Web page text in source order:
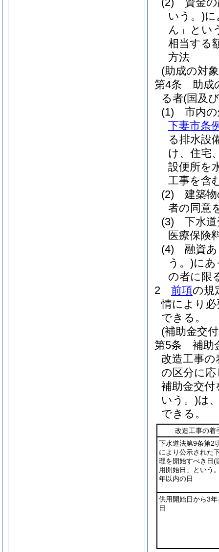
いう。)
ん」とい
相当する
方法
(助成の対
第4条
助成
る者(国及
(1)
市内
下妻市条
る排水設
け、住宅
設便所を
工事を含
(2)
建築
者の同意
(3)
下水
医療保険
(4)
融資
う。)にあ
の者に限
2
前項の規
情により
できる。
(補助金交
第5条
補助
改造工事
の区分に
補助金交
いう。)は
できる。
改造工事の着
下水道法第9条第2
により公示された
理を開始すべき日(
用開始日」という
年以内の日
供用開始日から3
日